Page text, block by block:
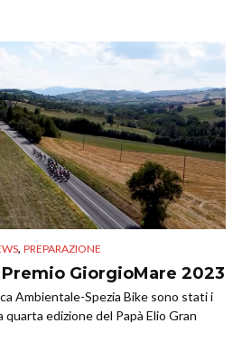
, PREPARAZIONE
Premio GiorgioMare 2023
Ambientale-Spezia Bike sono stati i
quarta edizione del Papà Elio Gran